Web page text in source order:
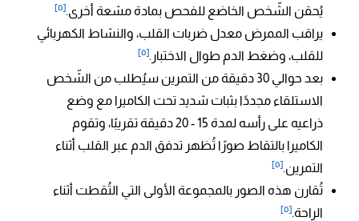
يُحقن الشّخص الخاضع للفحص بمادة مشعة أخرى.[٥]
يراقب الممرض معدل ضربات القلب، والنشاط الكهربائي
للقلب، وضغط الدم طوال الاختبار.[٥]
بعد حوالي 30 دقيقة من التمرين سيُطلب من الشّخص
الاستلقاء مجددًا بثبات شديد تحت الكاميرا مع وضع
ذراعيه على رأسه لمدة 15 - 20 دقيقة تقريبًا، وتقوم
الكاميرا بالتقاط صورًا تُظهر تدفق الدم عبر القلب أثناء
التمرين.[٥]
تُقارن هذه الصور بالمجموعة الأولى التي التُقطت أثناء
الراحة.[٥]